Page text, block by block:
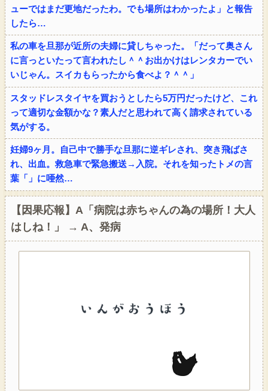
ューではまだ更地だったわ。でも場所はわかったよ」と報告
したら…
私の車を旦那が近所の夫婦に貸しちゃった。「だって奥さん
に言っといたって言われたし＾＾お出かけはレンタカーでい
いじゃん。スイカもらったから食べよ？＾＾」
スタッドレスタイヤを買おうとしたら5万円だったけど、これ
って適切な金額かな？素人だと思われて高く請求されている
気がする。
妊婦9ヶ月。自己中で勝手な旦那に逆ギレされ、突き飛ばさ
れ、出血。救急車で緊急搬送→入院。それを知ったトメの言
葉「」に唖然…
【因果応報】A「病院は赤ちゃんの為の場所！大人
はしね！」 → A、発病